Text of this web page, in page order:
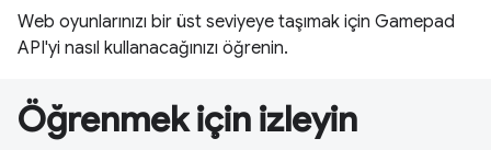
Web oyunlarınızı bir üst seviyeye taşımak için Gamepad
API'yi nasıl kullanacağınızı öğrenin.
Öğrenmek için izleyin